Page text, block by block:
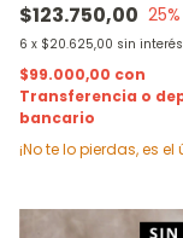
$123.750,00 25
6 x $20.625,00 sin interés
$99.000,00 con
Transferencia o
bancario
¡No te lo pierdas, es el